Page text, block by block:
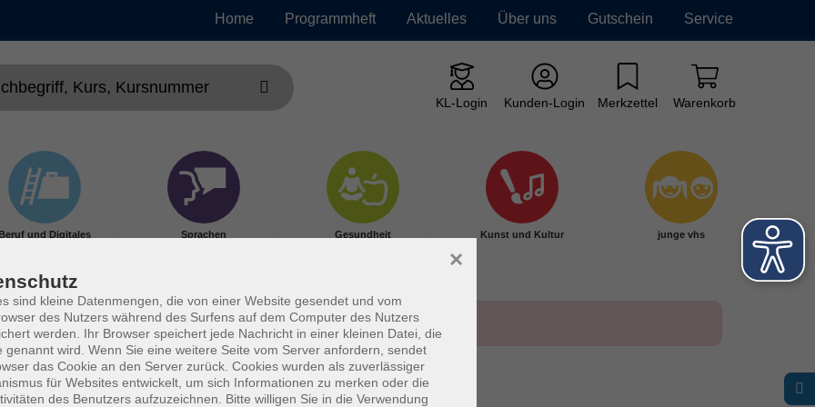
Home Programmheft Aktuelles Über uns Gutschein Service
KL-Login Kunden-Login Merkzettel Warenkorb
Beruf und Digitales Sprachen Gesundheit Kunst und Kultur junge vhs
sind kleine Datenmengen, die von einer Website gesendet und vom
des Nutzers während des Surfens auf dem Computer des Nutzers
werden. Ihr Browser speichert jede Nachricht in einer kleinen Datei, die
genannt wird. Wenn Sie eine weitere Seite vom Server anfordern, sendet
das Cookie an den Server zurück. Cookies wurden als zuverlässiger
für Websites entwickelt, um sich Informationen zu merken oder die
des Benutzers aufzuzeichnen. Bitte willigen Sie in die Verwendung
×